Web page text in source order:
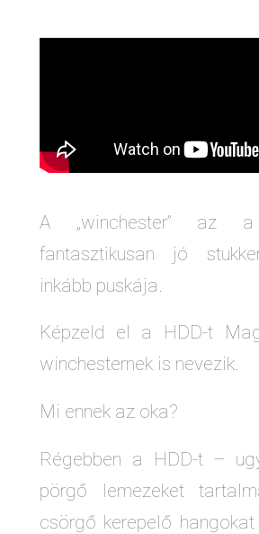
A „winchester” az a
fantasztikusan jó
inkább puskája.
Képzeld el a HDD-t
winchesternek is nevezik.
Mi ennek az oka?
Régebben a HDD-t –
pörgő lemezeket
csörgő kerepelő